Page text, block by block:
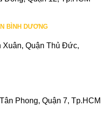
BÌNH DƯƠNG
Xuân, Quận Thủ Đức,
Phong, Quận 7, Tp.HCM